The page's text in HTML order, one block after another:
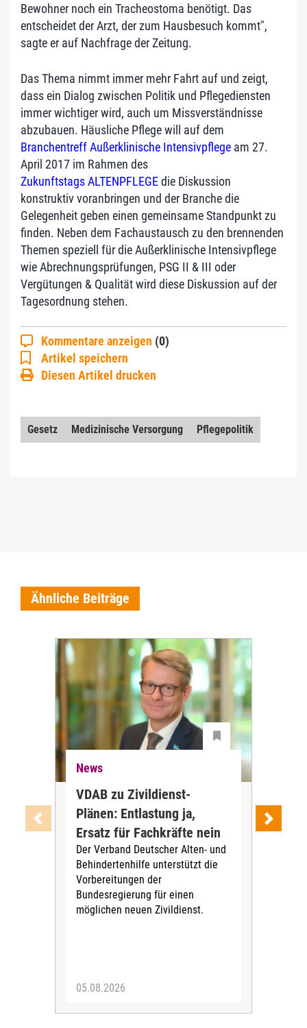
Bewohner noch ein Tracheostoma benötigt. Das
entscheidet der Arzt, der zum Hausbesuch kommt",
sagte er auf Nachfrage der Zeitung.
Das Thema nimmt immer mehr Fahrt auf und zeigt,
dass ein Dialog zwischen Politik und Pflegediensten
immer wichtiger wird, auch um Missverständnisse
abzubauen. Häusliche Pflege will auf dem
Branchentreff Außerklinische Intensivpflege am 27.
April 2017 im Rahmen des
Zukunftstags ALTENPFLEGEdie Diskussion
konstruktiv voranbringen und der Branche die
Gelegenheit geben einen gemeinsame Standpunkt zu
finden. Neben dem Fachaustausch zu den brennenden
Themen speziell für die Außerklinische Intensivpflege
wie Abrechnungsprüfungen, PSG II & III oder
Vergütungen & Qualität wird diese Diskussion auf der
Tagesordnung stehen.
Kommentare anzeigen (0)
Artikel speichern
Diesen Artikel drucken
Gesetz Medizinische Versorgung Pflegepolitik
Ähnliche Beiträge
News
VDAB zu Zivildienst-
Plänen: Entlastung ja,
Ersatz für Fachkräfte nein
Der Verband Deutscher Alten- und
Behindertenhilfe unterstützt die
Vorbereitungen der
Bundesregierung für einen
möglichen neuen Zivildienst.
05.08.2026